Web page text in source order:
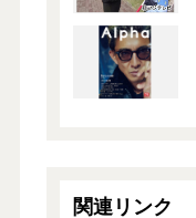
関連リンク